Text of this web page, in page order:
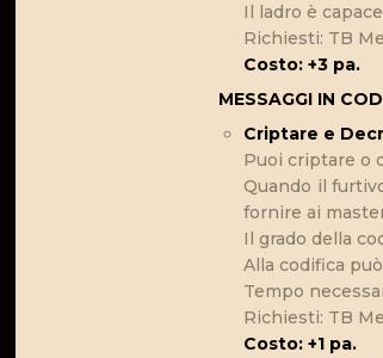
Il ladro è
Richiesti: TB
Costo: +3 pa.
MESSAGGI IN
Criptare e
Puoi criptare o
Quando il
fornire ai
Il grado della
Alla codifica
Tempo
Richiesti: TB
Costo: +1 pa.